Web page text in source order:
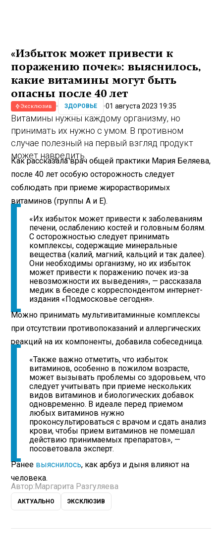
«Избыток может привести к
поражению почек»: выяснилось,
какие витамины могут быть
опасны после 40 лет
Эксклюзив ЗДОРОВЬЕ 01 августа 2023 19:35
Витамины нужны каждому организму, но
принимать их нужно с умом. В противном
случае полезный на первый взгляд продукт
может навредить.
Как рассказала врач общей практики Мария Беляева,
после 40 лет особую осторожность следует
соблюдать при приеме жирорастворимых
витаминов (группы А и Е).
«Их избыток может привести к заболеваниям
печени, ослаблению костей и головным болям.
С осторожностью следует принимать
комплексы, содержащие минеральные
вещества (калий, магний, кальций и так далее).
Они необходимы организму, но их избыток
может привести к поражению почек из-за
невозможности их выведения», — рассказала
медик в беседе с корреспондентом интернет-
издания «Подмосковье сегодня».
Можно принимать мультивитаминные комплексы
при отсутствии противопоказаний и аллергических
реакций на их компоненты, добавила собеседница.
«Также важно отметить, что избыток
витаминов, особенно в пожилом возрасте,
может вызывать проблемы со здоровьем, что
следует учитывать при приеме нескольких
видов витаминов и биологических добавок
одновременно. В идеале перед приемом
любых витаминов нужно
проконсультироваться с врачом и сдать анализ
крови, чтобы прием витаминов не помешал
действию принимаемых препаратов», —
посоветовала эксперт.
Ранее выяснилось, как арбуз и дыня влияют на
человека.
Автор: Маргарита Разгуляева
АКТУАЛЬНО ЭКСКЛЮЗИВ